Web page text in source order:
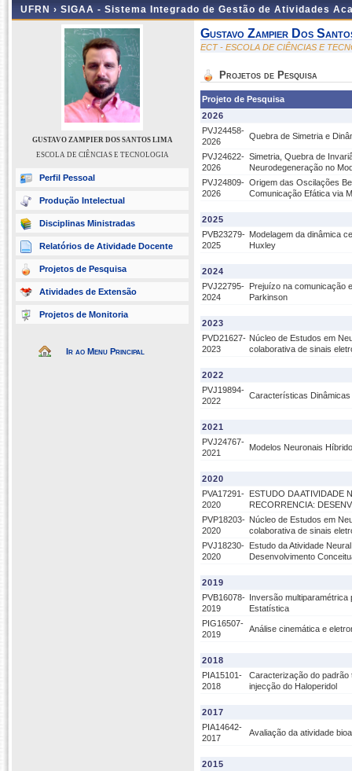
UFRN › SIGAA - Sistema Integrado de Gestão de Atividades
GUSTAVO ZAMPIER DOS SANTOS LIMA
ESCOLA DE CIÊNCIAS E TECNOLOGIA
Perfil Pessoal
Produção Intelectual
Disciplinas Ministradas
Relatórios de Atividade Docente
Projetos de Pesquisa
Atividades de Extensão
Projetos de Monitoria
Ir ao Menu Principal
Gustavo Zampier Dos
ECT - ESCOLA DE CIÊNCIAS E
Projetos de Pesquisa
Projeto de Pesquisa
2026
PVJ24458-
2026
Quebra de Simetria e
PVJ24622-
2026
Simetria, Quebra de
Neurodegeneração no
PVJ24809-
2026
Origem das Oscilações
Comunicação Efática via
2025
PVB23279-
2025
Modelagem da dinâmica
Huxley
2024
PVJ22795-
2024
Prejuízo na comunicação
Parkinson
2023
PVD21627-
2023
Núcleo de Estudos em
colaborativa de sinais
2022
PVJ19894-
2022
Características
2021
PVJ24767-
2021
Modelos Neuronais
2020
PVA17291-
2020
ESTUDO DA ATIVIDADE
RECORRENCIA:
PVP18203-
2020
Núcleo de Estudos em
colaborativa de sinais
PVJ18230-
2020
Estudo da Atividade
Desenvolvimento
2019
PVB16078-
2019
Inversão
Estatística
PIG16507-
2019
Análise cinemática e
2018
PIA15101-
2018
Caracterização do padrão
injecção do Haloperidol
2017
PIA14642-
2017
Avaliação da atividade
2015